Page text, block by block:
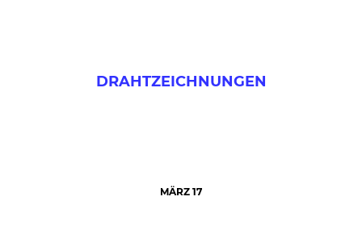
DRAHTZEICHNUNGEN
MÄRZ 17